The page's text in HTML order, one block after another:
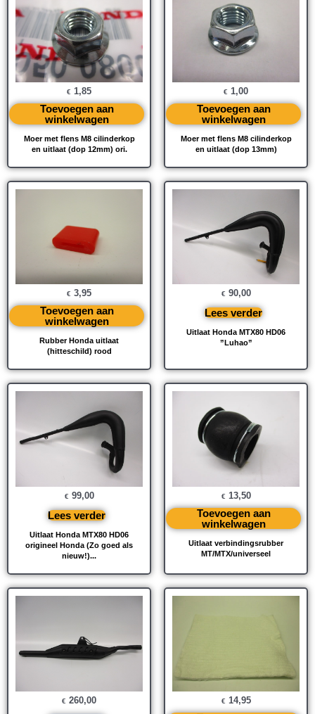
Moer met flens M8 cilinderkop
en uitlaat (dop 12mm) ori.
€ 1,85
Toevoegen aan
winkelwagen
Moer met flens M8 cilinderkop
en uitlaat (dop 13mm)
€ 1,00
Toevoegen aan
winkelwagen
Rubber Honda uitlaat
(hitteschild) rood
€ 3,95
Toevoegen aan
winkelwagen
Uitlaat Honda MTX80 HD06
”Luhao”
€ 90,00
Lees verder
Uitlaat Honda MTX80 HD06
origineel Honda (Zo goed als
nieuw!)...
€ 99,00
Lees verder
Uitlaat verbindingsrubber
MT/MTX/universeel
€ 13,50
Toevoegen aan
winkelwagen
€ 260,00 € 14,95